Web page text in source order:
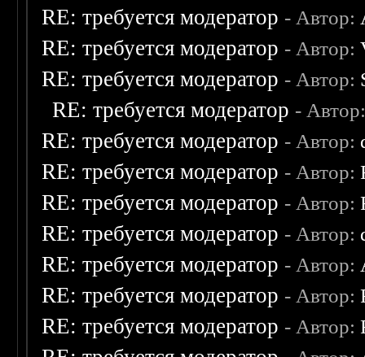
RE: требуется модератор - Автор:
RE: требуется модератор - Автор:
RE: требуется модератор - Автор:
RE: требуется модератор -
RE: требуется модератор - Автор:
RE: требуется модератор - Автор:
RE: требуется модератор - Автор:
RE: требуется модератор - Автор:
RE: требуется модератор - Автор:
RE: требуется модератор - Автор:
RE: требуется модератор - Автор: